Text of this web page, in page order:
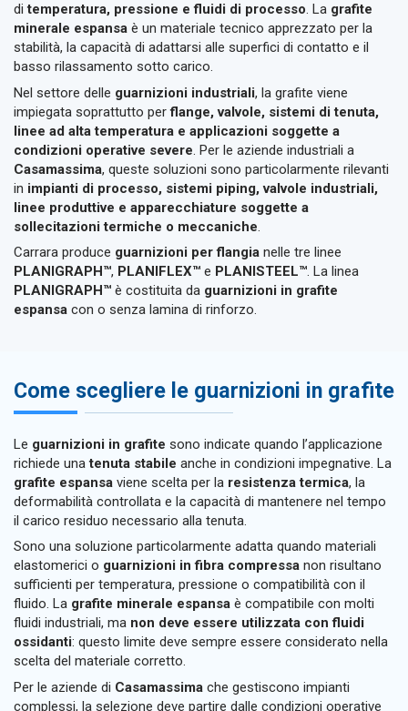
ditemperatura, pressione e fluidi di processo. La grafite
minerale espansa è un materiale tecnico apprezzato per la
stabilità, la capacità di adattarsi alle superfici di contatto e il
basso rilassamento sotto carico.
Nel settore delle guarnizioni industriali, la grafite viene
impiegata soprattutto perflange, valvole, sistemi di tenuta,
linee ad alta temperatura e applicazioni soggette a
condizioni operative severe . Per le aziende industriali a
Casamassima, queste soluzioni sono particolarmente rilevanti
in impianti di processo, sistemi piping, valvole industriali,
linee produttive e apparecchiature soggette a
sollecitazioni termiche o meccaniche
Carrara produce guarnizioni per flangia nelle tre linee
PLANIGRAPH™, PLANIFLEX™ e PLANISTEEL™. La linea
PLANIGRAPH™ è costituita da guarnizioni in grafite
espansa con o senza lamina di rinforzo.
Come scegliere le guarnizioni in grafite
Le guarnizioni in grafite sono indicate quando l’applicazione
richiede unatenuta stabile anche in condizioni impegnative. La
grafite espansa viene scelta per la resistenza termica, la
deformabilità controllata e la capacità di mantenere nel tempo
il carico residuo necessario alla tenuta.
Sono una soluzione particolarmente adatta quando materiali
elastomerici o guarnizioni in fibra compressa non risultano
sufficienti per temperatura, pressione o compatibilità con il
fluido. La grafite minerale espansa è compatibile con molti
fluidi industriali, ma non deve essere utilizzata con fluidi
ossidanti: questo limite deve sempre essere considerato nella
scelta del materiale corretto.
Per le aziende di Casamassima che gestiscono impianti
complessi, la selezione deve partire dalle condizioni operative